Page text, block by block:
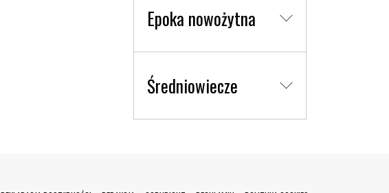
Epoka nowożytna
Średniowiecze